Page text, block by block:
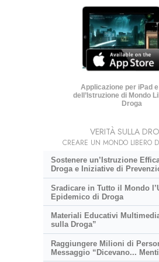
Applicazione per iPad
dell’Istruzione di Mondo
Droga
VERITÀ SULLA
CREARE UN MONDO LIBERO
Sostenere un’Istruzione
Droga e Iniziative di
Sradicare in Tutto il Mondo
Epidemico di Droga
Materiali Educativi
sulla Droga”
Raggiungere Milioni di
Messaggio “Dicevano...